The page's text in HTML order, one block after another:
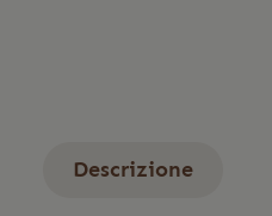
Descrizione